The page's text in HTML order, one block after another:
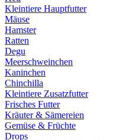
Kleintiere Hauptfutter
Mäuse
Hamster
Ratten
Degu
Meerschweinchen
Kaninchen
Chinchilla
Kleintiere Zusatzfutter
Frisches Futter
Kräuter & Sämereien
Gemüse & Früchte
Drops